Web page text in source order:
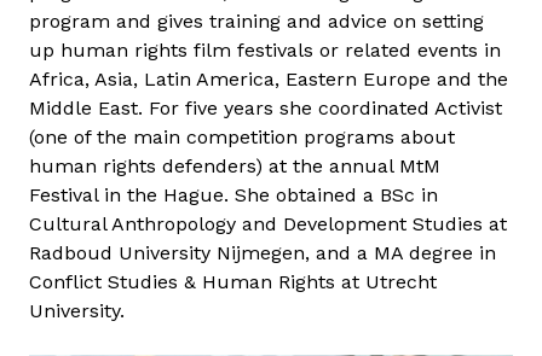
r
k
o
o
r
n
program and gives training and advice on setting
up human rights film festivals or related events in
Africa, Asia, Latin America, Eastern Europe and the
Middle East. For five years she coordinated Activist
(one of the main competition programs about
human rights defenders) at the annual MtM
Festival in the Hague. She obtained a BSc in
Cultural Anthropology and Development Studies at
Radboud University Nijmegen, and a MA degree in
Conflict Studies & Human Rights at Utrecht
University.